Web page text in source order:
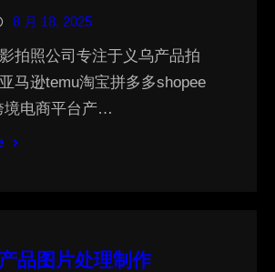
8 月 18, 2025
拍照公司专注于义乌产品拍
马逊temu淘宝拼多多shopee
境电商平台产…
品图片处理制作